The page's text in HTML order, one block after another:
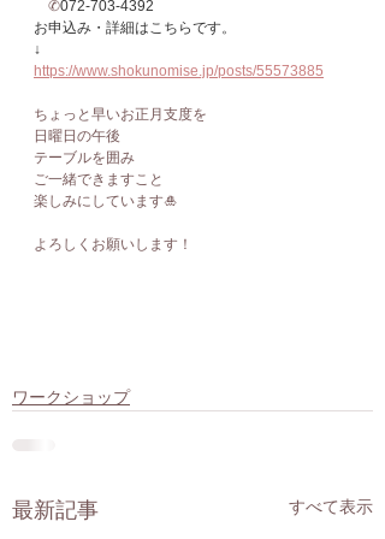
✆072-703-4392
お申込み・詳細はこちらです。
↓
https://www.shokunomise.jp/posts/55573885
ちょっと早いお正月支度を
日曜日の午後
テーブルを囲み
ご一緒できますこと
楽しみにしています🎍
よろしくお願いします！
ワークショップ
最新記事 すべて表示